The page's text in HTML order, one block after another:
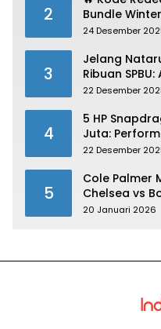
2
Bundle
24 Desember
3
Jelang
Ribuan
BBM dan LPG!
22 Desember
4
5 HP
Juta:
22 Desember
5
Cole Palmer
Chelsea vs
Utama
20 Januari 2026